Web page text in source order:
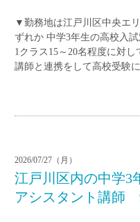
▼勤務地は江戸川区中央エ
ずれか 中学3年生の高校入
1クラス15～20名程度に対
講師と連携をして高校受験
2026/07/27（月）
江戸川区内の中学
アシスタント講師